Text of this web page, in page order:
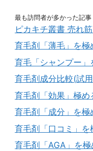
最も訪問者が多かった記
ピカキチ叢書 売れ
育毛剤「薄毛」を極
育毛「シャンプー」
育毛剤成分比較(試
育毛剤「効果」極め
育毛剤「成分」を極
育毛剤「口コミ」を
育毛剤「AGA」を極